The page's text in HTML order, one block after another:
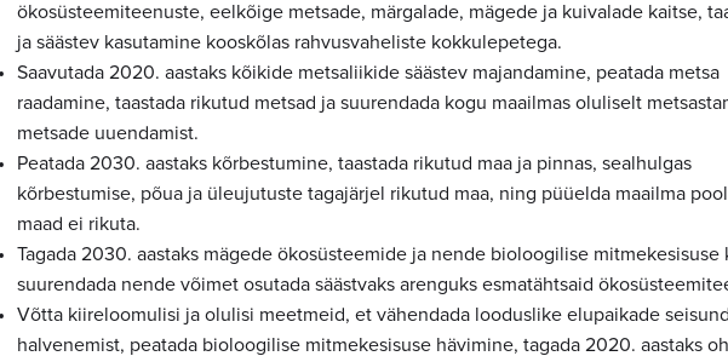
ökosüsteemiteenuste, eelkõige metsade, märgalade, mägede ja kuivalade kaitse,
ja säästev kasutamine kooskõlas rahvusvaheliste kokkulepetega.
Saavutada 2020. aastaks kõikide metsaliikide säästev majandamine, peatada metsa
raadamine, taastada rikutud metsad ja suurendada kogu maailmas oluliselt
metsade uuendamist.
Peatada 2030. aastaks kõrbestumine, taastada rikutud maa ja pinnas, sealhulgas
kõrbestumise, põua ja üleujutuste tagajärjel rikutud maa, ning püüelda maailma
maad ei rikuta.
Tagada 2030. aastaks mägede ökosüsteemide ja nende bioloogilise mitmekesisuse
suurendada nende võimet osutada säästvaks arenguks esmatähtsaid
Võtta kiireloomulisi ja olulisi meetmeid, et vähendada looduslike elupaikade
halvenemist, peatada bioloogilise mitmekesisuse hävimine, tagada 2020. aastaks